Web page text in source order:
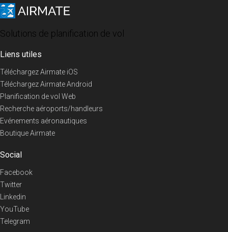
Solutions de planification de vol
Liens utiles
Téléchargez Airmate iOS
Téléchargez Airmate Android
Planification de vol Web
Recherche aéroports/handleurs
Evénements aéronautiques
Boutique Airmate
Social
Facebook
Twitter
Linkedin
YouTube
Telegram